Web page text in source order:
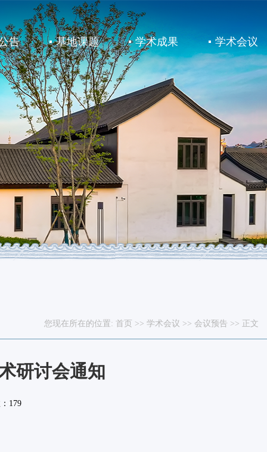
告 基地课题 学术成果 学术会议
您现在所在的位置: 首页 >> 学术会议 >> 会议预告 >> 正文
研讨会通知
179